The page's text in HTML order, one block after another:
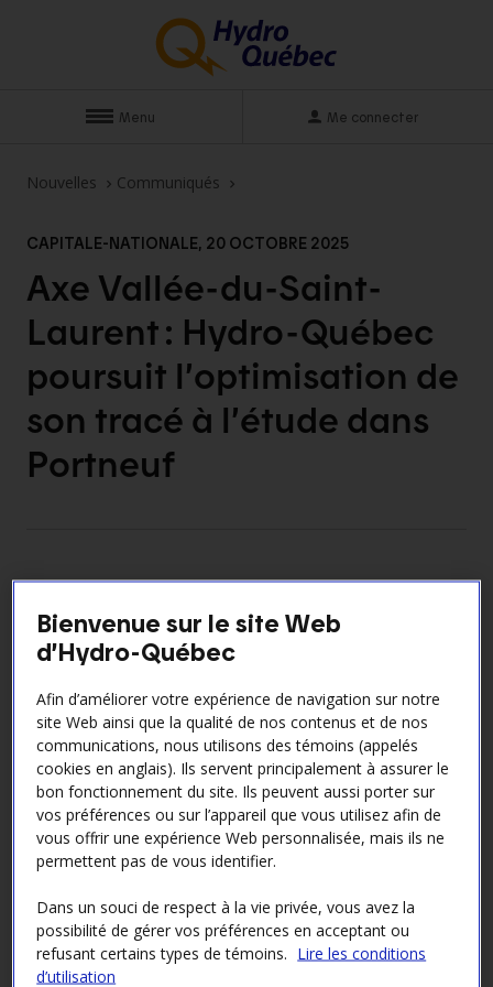
Menu Me connecter
Nouvelles Communiqués
CAPITALE-NATIONALE, 20 OCTOBRE 2025
Axe Vallée-du-Saint-
Laurent : Hydro-Québec
poursuit l’optimisation de
son tracé à l’étude dans
Portneuf
Les pistes d’optimisation de l’UPA
Capitale-Nationale-Côte-Nord sous
analyse
cours sur le projet de renforcement du réseau
principal – Axe Vallée-du-Saint-Laurent, Hydro-
Québec analyse des pistes d’optimisation du tracé à
l’étude soumises par la Fédération de l’UPA de la
Capitale-Nationale – Côte-Nord visant à limiter
l’impact de la future ligne sur les érablières du
secteur de la MRC de Portneuf.
Ces variantes locales émanent d’un mandat octroyé
par Hydro-Québec à la Fédération en juin 2025 et
dont le résultat a été communiqué à Hydro-Québec
en septembre.
Bienvenue sur le site Web
d’Hydro-Québec
Afin d’améliorer votre expérience de navigation sur notre
site Web ainsi que la qualité de nos contenus et de nos
communications, nous utilisons des témoins (appelés
cookies en anglais). Ils servent principalement à assurer le
bon fonctionnement du site. Ils peuvent aussi porter sur
vos préférences ou sur l’appareil que vous utilisez afin de
vous offrir une expérience Web personnalisée, mais ils ne
permettent pas de vous identifier.
Dans un souci de respect à la vie privée, vous avez la
possibilité de gérer vos préférences en acceptant ou
refusant certains types de témoins. Lire les conditions
d’utilisation